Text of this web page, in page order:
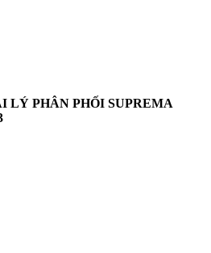
LÝ PHÂN PHỐI SUPREMA